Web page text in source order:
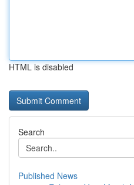
HTML is disabled
Search
Published News